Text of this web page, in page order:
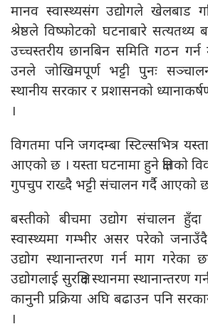
मानव स्वास्थ्यसंग उद्योगले खेलबाड
श्रेष्ठले विष्फोटको घटनाबारे सत्यतथ्य
उच्चस्तरीय छानबिन समिति गठन
उनले जोखिमपूर्ण भट्टी पुनः
स्थानीय सरकार र प्रशासनको
।
विगतमा पनि जगदम्बा स्टिल्सभित्र
आएको छ । यस्ता घटनामा हुने क्षतिको
गुपचुप राख्दै भट्टी संचालन गर्दै आएको
बस्तीको बीचमा उद्योग संचालन
स्वास्थ्यमा गम्भीर असर परेको
उद्योग स्थानान्तरण गर्न माग
उद्योगलाई सुरक्षित स्थानमा स्थानान्तरण
कानुनी प्रक्रिया अघि बढाउन पनि
।